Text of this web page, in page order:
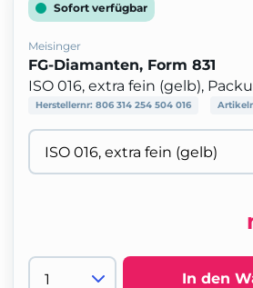
Sofort verfügbar
Meisinger
FG-Diamanten, Form 831
ISO 016, extra fein (gelb),
Herstellernr: 806 314 254 504 016
In den